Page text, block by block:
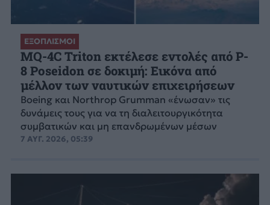
ΕΞΟΠΛΙΣΜΟΙ
MQ-4C Triton εκτέλεσε εντολές από P-
8 Poseidon σε δοκιμή: Εικόνα από
μέλλον των ναυτικών επιχειρήσεων
Boeing και Northrop Grumman «ένωσαν» τις
δυνάμεις τους για να τη διαλειτουργικότητα
συμβατικών και μη επανδρωμένων μέσων
7 ΑΥΓ. 2026, 05:39